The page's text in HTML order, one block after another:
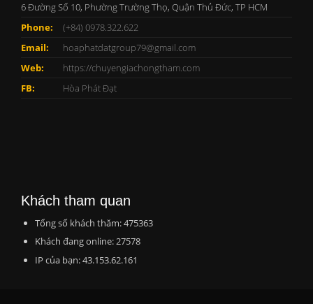
6 Đường Số 10, Phường Trường Thọ, Quận Thủ Đức, TP HCM
Phone:
(+84) 0978.322.622
Email:
hoaphatdatgroup79@gmail.com
Web:
https://chuyengiachongtham.com
FB:
Hòa Phát Đạt
Khách tham quan
Tổng số khách thăm: 475363
Khách đang online: 27578
IP của bạn: 43.153.62.161